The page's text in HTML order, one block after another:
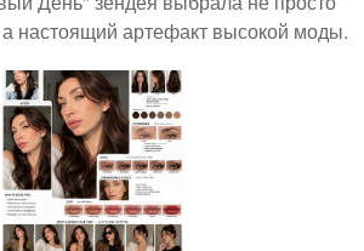
настоящий артефакт высокой моды.